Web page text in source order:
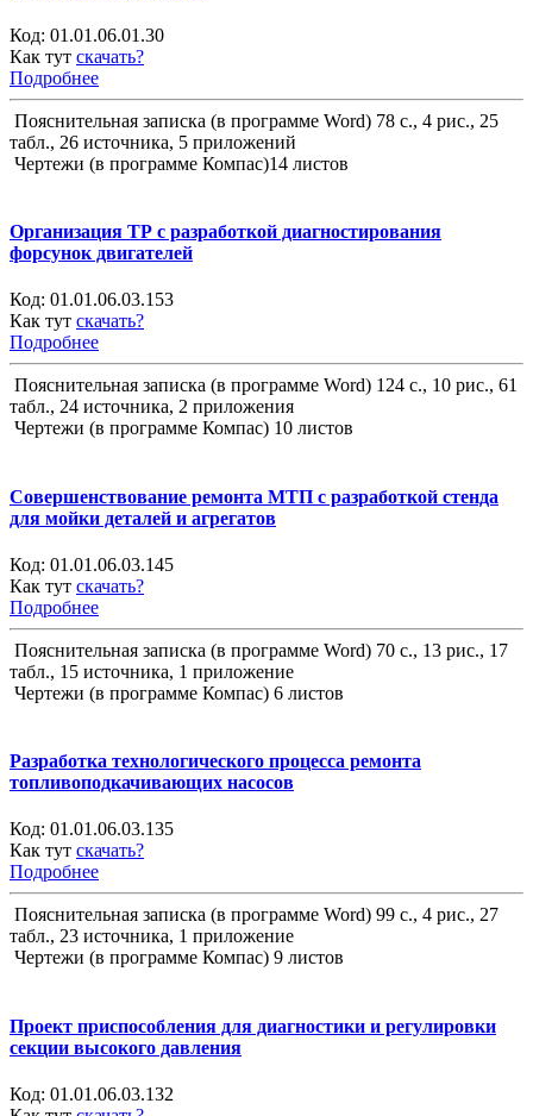
Код: 01.01.06.01.30
Как тут скачать?
Подробнее
Пояснительная записка (в программе Word) 78 с., 4 рис., 25
табл., 26 источника, 5 приложений
Чертежи (в программе Компас)14 листов
Организация ТР с разработкой диагностирования
форсунок двигателей
Код: 01.01.06.03.153
Как тут скачать?
Подробнее
Пояснительная записка (в программе Word) 124 с., 10 рис., 61
табл., 24 источника, 2 приложения
Чертежи (в программе Компас) 10 листов
Совершенствование ремонта МТП с разработкой стенда
для мойки деталей и агрегатов
Код: 01.01.06.03.145
Как тут скачать?
Подробнее
Пояснительная записка (в программе Word) 70 с., 13 рис., 17
табл., 15 источника, 1 приложение
Чертежи (в программе Компас) 6 листов
Разработка технологического процесса ремонта
топливоподкачивающих насосов
Код: 01.01.06.03.135
Как тут скачать?
Подробнее
Пояснительная записка (в программе Word) 99 с., 4 рис., 27
табл., 23 источника, 1 приложение
Чертежи (в программе Компас) 9 листов
Проект приспособления для диагностики и регулировки
секции высокого давления
Код: 01.01.06.03.132